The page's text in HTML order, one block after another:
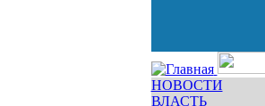
НОВОСТИ
ВЛАСТЬ